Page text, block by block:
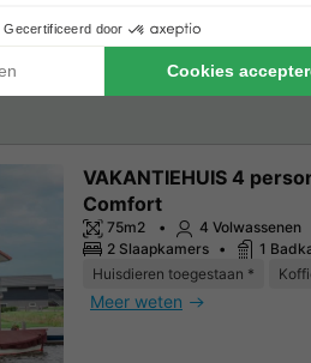
VAKANTIEHUIS 4
Comfort
75m2
4 Volwassenen
2 Slaapkamers
1
Huisdieren toegestaan *
Meer weten